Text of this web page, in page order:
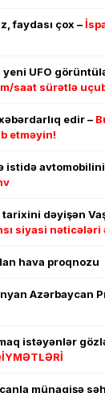
faydası çox –
yeni UFO
saat sürətlə
edir –
etməyin!
istidə
tarixini dəyişən
siyasi nəticələri
hava proqnozu
Azərbaycan
istəyənlər
münaqişə